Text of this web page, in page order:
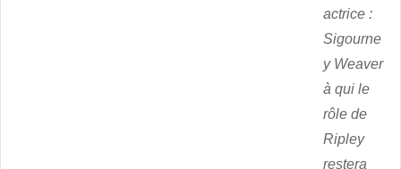
actrice :
Sigourne
y Weaver
à qui le
rôle de
Ripley
restera